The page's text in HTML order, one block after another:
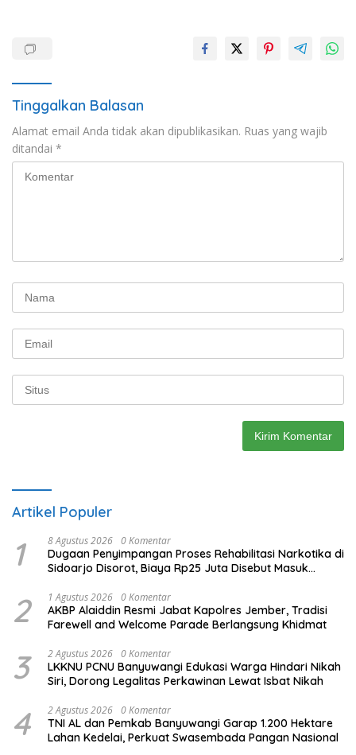
Tinggalkan Balasan
Alamat email Anda tidak akan dipublikasikan. Ruas yang wajib
ditandai *
Artikel Populer
1 8 Agustus 2026 0 Komentar
Dugaan Penyimpangan Proses Rehabilitasi Narkotika di
Sidoarjo Disorot, Biaya Rp25 Juta Disebut Masuk
2 1 Agustus 2026 0 Komentar
AKBP Alaiddin Resmi Jabat Kapolres Jember, Tradisi
Farewell and Welcome Parade Berlangsung Khidmat
3 2 Agustus 2026 0 Komentar
LKKNU PCNU Banyuwangi Edukasi Warga Hindari Nikah
Siri, Dorong Legalitas Perkawinan Lewat Isbat Nikah
4 2 Agustus 2026 0 Komentar
TNI AL dan Pemkab Banyuwangi Garap 1.200 Hektare
Lahan Kedelai, Perkuat Swasembada Pangan Nasional